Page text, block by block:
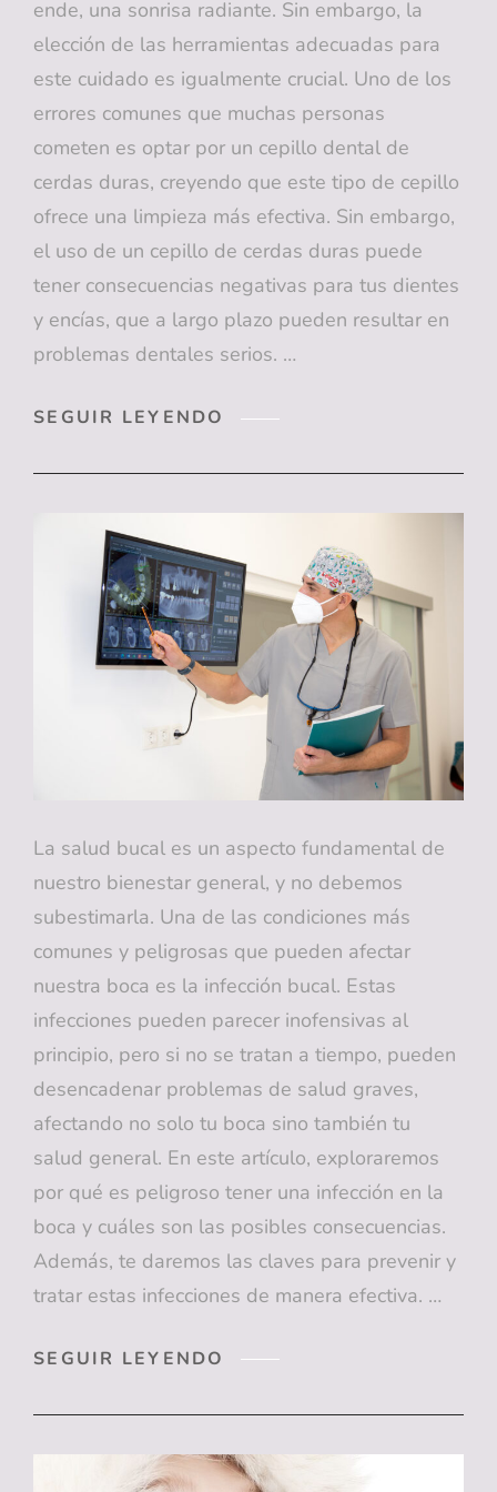
ende, una sonrisa radiante. Sin embargo, la
elección de las herramientas adecuadas para
este cuidado es igualmente crucial. Uno de los
errores comunes que muchas personas
cometen es optar por un cepillo dental de
cerdas duras, creyendo que este tipo de cepillo
ofrece una limpieza más efectiva. Sin embargo,
el uso de un cepillo de cerdas duras puede
tener consecuencias negativas para tus dientes
y encías, que a largo plazo pueden resultar en
problemas dentales serios. …
SEGUIR LEYENDO
DESCUBRE
CERDAS
DURAS
PUEDE
DAÑAR
TU
SONRISA
La salud bucal es un aspecto fundamental de
nuestro bienestar general, y no debemos
subestimarla. Una de las condiciones más
comunes y peligrosas que pueden afectar
nuestra boca es la infección bucal. Estas
infecciones pueden parecer inofensivas al
principio, pero si no se tratan a tiempo, pueden
desencadenar problemas de salud graves,
afectando no solo tu boca sino también tu
salud general. En este artículo, exploraremos
por qué es peligroso tener una infección en la
boca y cuáles son las posibles consecuencias.
Además, te daremos las claves para prevenir y
tratar estas infecciones de manera efectiva. …
SEGUIR LEYENDO
EL
INFECCIONES
BUCALES: